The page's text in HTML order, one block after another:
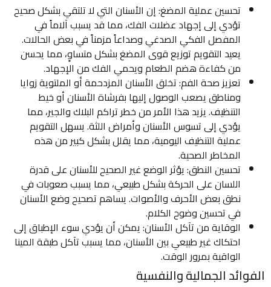
تحسين عملية المضغ: إن الأسنان التي لا تلتقي بشكل صحيح
تؤدي إلى إجهاد عضلات الفك، مما قد يسبب آلاماً في
المفصل الفكي الصدغي وصداعاً مزمناً في بعض الحالات.
يعيد التقويم توزيع قوى المضغ بشكل متساوٍ، مما يحسن
من كفاءة هضم الطعام ويحمي الفك من الإجهاد.
تعزيز صحة الفم: تخلق الأسنان المزدحمة أو الملتوية زوايا
ومناطق يصعب الوصول إليها بفرشاة الأسنان أو خيط
التنظيف. يزيد هذا الأمر من خطر تراكم البلاك والجير، مما
يؤدي إلى تسوس الأسنان وأمراض اللثة. يسهل التقويم
عملية التنظيف اليومية، مما يقلل بشكل كبير من هذه
المخاطر الصحية.
تحسين النطق: يؤثر الوضع غير الصحيح للأسنان على قدرة
اللسان على الحركة بشكل طبيعي، مما يسبب صعوبات في
نطق بعض الأحرف والأصوات. يساهم تصحيح وضع الأسنان
في تحسين وضوح الكلام.
الوقاية من تآكل الأسنان: يمكن أن يؤدي سوء الإطباق إلى
احتكاك غير طبيعي بين الأسنان، مما يسبب تآكل طبقة المينا
الواقية بمرور الوقت.
الفوائد الجمالية والنفسية